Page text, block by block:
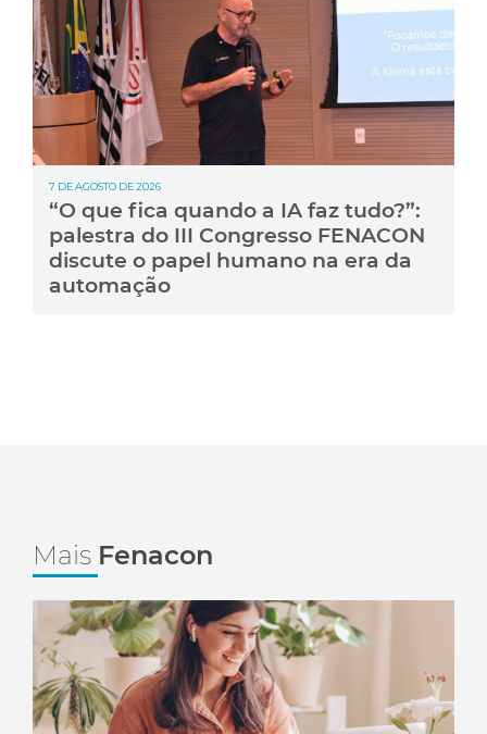
7 DE AGOSTO DE 2026
“O que fica quando a IA faz tudo?”:
palestra do III Congresso FENACON
discute o papel humano na era da
automação
Mais Fenacon